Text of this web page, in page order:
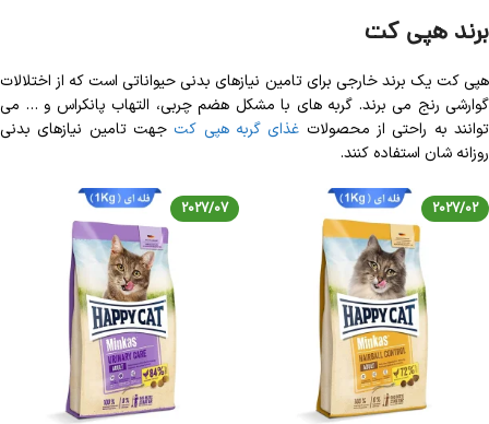
برند هپی کت
هپی کت یک برند خارجی برای تامین نیازهای بدنی حیواناتی است که از اختلالات
گوارشی رنج می برند. گربه های با مشکل هضم چربی، التهاب پانکراس و … می
توانند به راحتی از محصولات غذای گربه هپی کت جهت تامین نیازهای بدنی
روزانه شان استفاده کنند.
2027/02
2027/07